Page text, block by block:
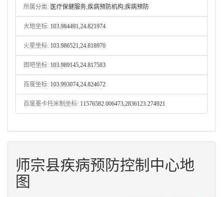
所属分类: 医疗保健服务;疾病预防机构;疾病预防
大地坐标: 103.984491,24.821974
火星坐标: 103.986521,24.818970
图吧坐标: 103.989145,24.817583
百度坐标: 103.993074,24.824672
百度墨卡托米制坐标: 11576582.006473,2836123.274921
师宗县疾病预防控制中心地
图